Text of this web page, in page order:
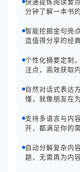
分钟了解一本书
智能挖掘金句亮
造值得分享的经
个性化摘要定制
注点，高效获取
自然对话式表达
懂，就像朋友在
支持多语言与内
开，都满足你的需
自动分解复杂内
题，无需再为内